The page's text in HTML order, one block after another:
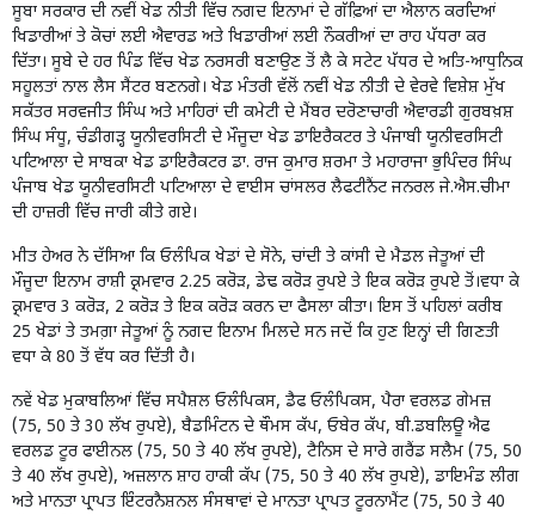
ਸੂਬਾ ਸਰਕਾਰ ਦੀ ਨਵੀਂ ਖੇਡ ਨੀਤੀ ਵਿੱਚ ਨਗਦ ਇਨਾਮਾਂ ਦੇ ਗੱਫ਼ਿਆਂ ਦਾ ਐਲਾਨ ਕਰਦਿਆਂ
ਖਿਡਾਰੀਆਂ ਤੇ ਕੋਚਾਂ ਲਈ ਐਵਾਰਡ ਅਤੇ ਖਿਡਾਰੀਆਂ ਲਈ ਨੌਕਰੀਆਂ ਦਾ ਰਾਹ ਪੱਧਰਾ ਕਰ
ਦਿੱਤਾ। ਸੂਬੇ ਦੇ ਹਰ ਪਿੰਡ ਵਿੱਚ ਖੇਡ ਨਰਸਰੀ ਬਣਾਉਣ ਤੋਂ ਲੈ ਕੇ ਸਟੇਟ ਪੱਧਰ ਦੇ ਅਤਿ-ਆਧੁਨਿਕ
ਸਹੂਲਤਾਂ ਨਾਲ ਲੈਸ ਸੈਂਟਰ ਬਣਨਗੇ। ਖੇਡ ਮੰਤਰੀ ਵੱਲੋਂ ਨਵੀਂ ਖੇਡ ਨੀਤੀ ਦੇ ਵੇਰਵੇ ਵਿਸ਼ੇਸ਼ ਮੁੱਖ
ਸਕੱਤਰ ਸਰਵਜੀਤ ਸਿੰਘ ਅਤੇ ਮਾਹਿਰਾਂ ਦੀ ਕਮੇਟੀ ਦੇ ਮੈਂਬਰ ਦਰੋਣਾਚਾਰੀ ਐਵਾਰਡੀ ਗੁਰਬਖ਼ਸ਼
ਸਿੰਘ ਸੰਧੂ, ਚੰਡੀਗੜ੍ਹ ਯੂਨੀਵਰਸਿਟੀ ਦੇ ਮੌਜੂਦਾ ਖੇਡ ਡਾਇਰੈਕਟਰ ਤੇ ਪੰਜਾਬੀ ਯੂਨੀਵਰਸਿਟੀ
ਪਟਿਆਲਾ ਦੇ ਸਾਬਕਾ ਖੇਡ ਡਾਇਰੈਕਟਰ ਡਾ. ਰਾਜ ਕੁਮਾਰ ਸ਼ਰਮਾ ਤੇ ਮਹਾਰਾਜਾ ਭੁਪਿੰਦਰ ਸਿੰਘ
ਪੰਜਾਬ ਖੇਡ ਯੂਨੀਵਰਸਿਟੀ ਪਟਿਆਲਾ ਦੇ ਵਾਈਸ ਚਾਂਸਲਰ ਲੈਫਟੀਨੈਂਟ ਜਨਰਲ ਜੇ.ਐਸ.ਚੀਮਾ
ਦੀ ਹਾਜ਼ਰੀ ਵਿੱਚ ਜਾਰੀ ਕੀਤੇ ਗਏ।
ਮੀਤ ਹੇਅਰ ਨੇ ਦੱਸਿਆ ਕਿ ਓਲੰਪਿਕ ਖੇਡਾਂ ਦੇ ਸੋਨੇ, ਚਾਂਦੀ ਤੇ ਕਾਂਸੀ ਦੇ ਮੈਡਲ ਜੇਤੂਆਂ ਦੀ
ਮੌਜੂਦਾ ਇਨਾਮ ਰਾਸ਼ੀ ਕ੍ਰਮਵਾਰ 2.25 ਕਰੋੜ, ਡੇਢ ਕਰੋੜ ਰੁਪਏ ਤੇ ਇਕ ਕਰੋੜ ਰੁਪਏ ਤੋਂ।ਵਧਾ ਕੇ
ਕ੍ਰਮਵਾਰ 3 ਕਰੋੜ, 2 ਕਰੋੜ ਤੇ ਇਕ ਕਰੋੜ ਕਰਨ ਦਾ ਫੈਸਲਾ ਕੀਤਾ। ਇਸ ਤੋਂ ਪਹਿਲਾਂ ਕਰੀਬ
25 ਖੇਡਾਂ ਤੇ ਤਮਗ਼ਾ ਜੇਤੂਆਂ ਨੂੰ ਨਗਦ ਇਨਾਮ ਮਿਲਦੇ ਸਨ ਜਦੋਂ ਕਿ ਹੁਣ ਇਨ੍ਹਾਂ ਦੀ ਗਿਣਤੀ
ਵਧਾ ਕੇ 80 ਤੋਂ ਵੱਧ ਕਰ ਦਿੱਤੀ ਹੈ।
ਨਵੇਂ ਖੇਡ ਮੁਕਾਬਲਿਆਂ ਵਿੱਚ ਸਪੈਸ਼ਲ ਓਲੰਪਿਕਸ, ਡੈਫ ਓਲੰਪਿਕਸ, ਪੈਰਾ ਵਰਲਡ ਗੇਮਜ਼
(75, 50 ਤੇ 30 ਲੱਖ ਰੁਪਏ), ਬੈਡਮਿੰਟਨ ਦੇ ਥੌਮਸ ਕੱਪ, ਓਬੇਰ ਕੱਪ, ਬੀ.ਡਬਲਿਊ ਐਫ
ਵਰਲਡ ਟੂਰ ਫਾਈਨਲ (75, 50 ਤੇ 40 ਲੱਖ ਰੁਪਏ), ਟੈਨਿਸ ਦੇ ਸਾਰੇ ਗਰੈਂਡ ਸਲੈਮ (75, 50
ਤੇ 40 ਲੱਖ ਰੁਪਏ), ਅਜ਼ਲਾਨ ਸ਼ਾਹ ਹਾਕੀ ਕੱਪ (75, 50 ਤੇ 40 ਲੱਖ ਰੁਪਏ), ਡਾਇਮੰਡ ਲੀਗ
ਅਤੇ ਮਾਨਤਾ ਪ੍ਰਾਪਤ ਇੰਟਰਨੈਸ਼ਨਲ ਸੰਸਥਾਵਾਂ ਦੇ ਮਾਨਤਾ ਪ੍ਰਾਪਤ ਟੂਰਨਾਮੈਂਟ (75, 50 ਤੇ 40